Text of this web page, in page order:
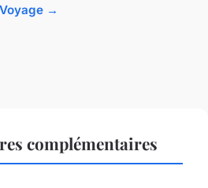
→
complémentaires